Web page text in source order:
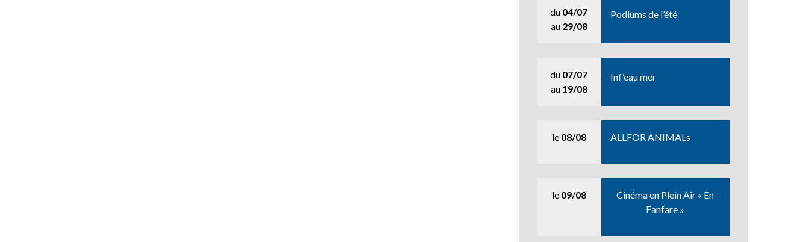
du 04/07
au 29/08
Podiums de l’été
du 07/07
au 19/08
Inf’eau mer
le 08/08 ALLFOR ANIMALs
le 09/08
Cinéma en Plein Air « En
Fanfare »